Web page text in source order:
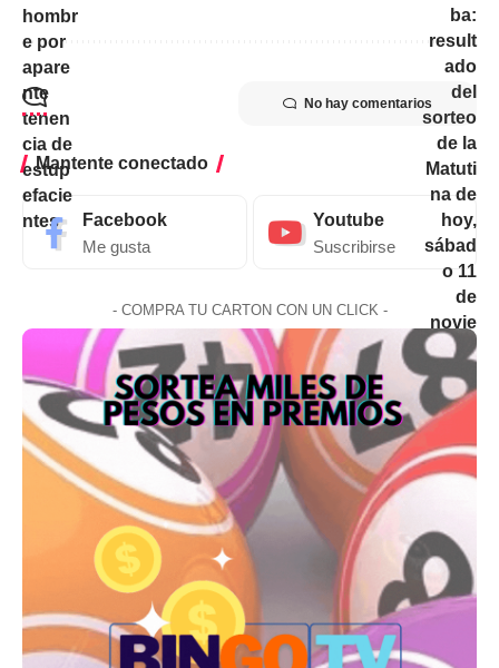
No hay comentarios
Mantente conectado
Facebook
Me gusta
Youtube
Suscribirse
- COMPRA TU CARTON CON UN CLICK -